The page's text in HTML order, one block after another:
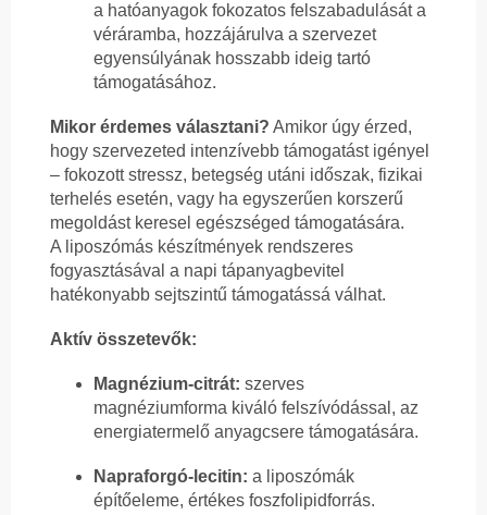
a hatóanyagok fokozatos felszabadulását a
véráramba, hozzájárulva a szervezet
egyensúlyának hosszabb ideig tartó
támogatásához.
Mikor érdemes választani? Amikor úgy érzed,
hogy szervezeted intenzívebb támogatást igényel
– fokozott stressz, betegség utáni időszak, fizikai
terhelés esetén, vagy ha egyszerűen korszerű
megoldást keresel egészséged támogatására.
A liposzómás készítmények rendszeres
fogyasztásával a napi tápanyagbevitel
hatékonyabb sejtszintű támogatássá válhat.
Aktív összetevők:
Magnézium-citrát: szerves
magnéziumforma kiváló felszívódással, az
energiatermelő anyagcsere támogatására.
Napraforgó-lecitin: a liposzómák
építőeleme, értékes foszfolipidforrás.